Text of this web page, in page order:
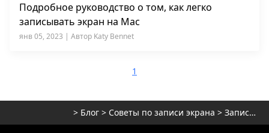
Подробное руководство о том, как легко
записывать экран на Mac
янв 05, 2023 | Автор Katy Bennet
1
> Блог > Советы по записи экрана > Запись экрана на Mac